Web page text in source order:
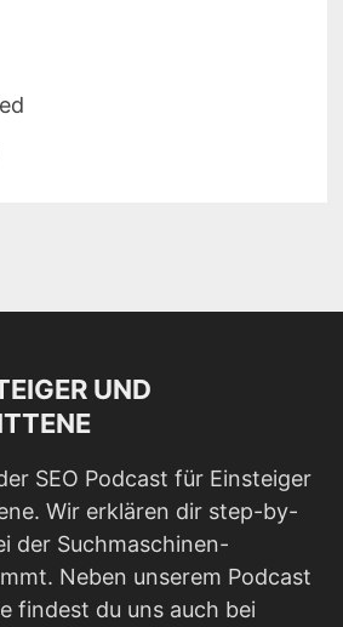
UND
SEO Podcast für Einsteiger
Wir erklären dir step-by-
der Suchmaschinen-
Neben unserem Podcast
findest du uns auch bei